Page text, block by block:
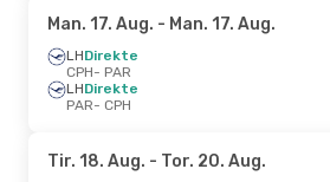
Man. 17. Aug. - Man. 17. Aug.
LHDirekte
CPH- PAR
LHDirekte
PAR- CPH
Tir. 18. Aug. - Tor. 20. Aug.